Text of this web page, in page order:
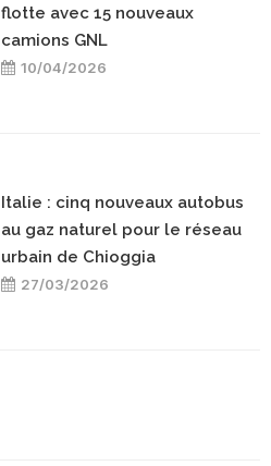
flotte avec 15 nouveaux
camions GNL
10/04/2026
Italie : cinq nouveaux autobus
au gaz naturel pour le réseau
urbain de Chioggia
27/03/2026